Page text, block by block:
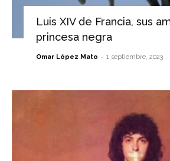
Luis XIV de Francia, sus
princesa negra
Omar López Mato - 1 septiembre, 2023